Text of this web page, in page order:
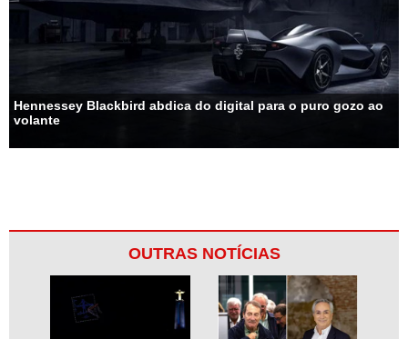
Hennessey Blackbird abdica do digital para o puro gozo ao
volante
OUTRAS NOTÍCIAS